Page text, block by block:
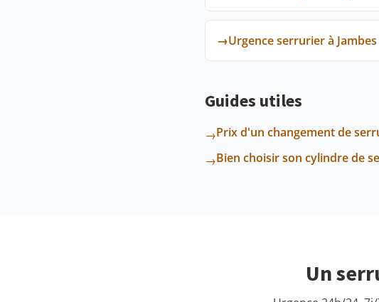
→Urgence serrurier à Jambes
Guides utiles
→Prix d'un changement de
→Bien choisir son cylindre de
Un